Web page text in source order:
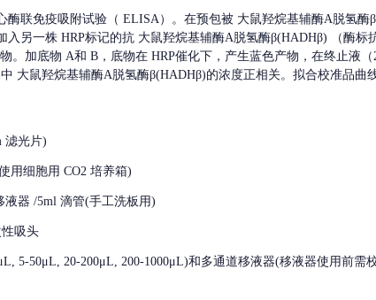
酶联免疫吸附试验（ ELISA）。在预包被 大鼠羟烷基辅酶A脱氢酶
入另一株 HRP标记的抗 大鼠羟烷基辅酶A脱氢酶β(HADHβ) （酶
。加底物 A和 B，底物在 HRP催化下，产生蓝色产物，在终止液
大鼠羟烷基辅酶A脱氢酶β(HADHβ)的浓度正相关。拟合校准品曲
滤光片)
用细胞用 CO2 培养箱)
液器 /5ml 滴管(手工洗板用)
吸头
5-50μL, 20-200μL, 200-1000μL)和多通道移液器(移液器使用前需校